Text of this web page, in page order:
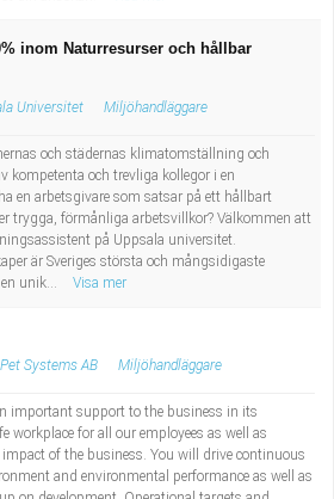
inom Naturresurser och hållbar
Universitet Miljöhandläggare
och städernas klimatomställning och
kompetenta och trevliga kollegor i en
en arbetsgivare som satsar på ett hållbart
trygga, förmånliga arbetsvillkor? Välkommen att
på Uppsala universitet.
är Sveriges största och mångsidigaste
unik...
Visa mer
Systems AB Miljöhandläggare
important support to the business in its
workplace for all our employees as well as
of the business. You will drive continuous
and environmental performance as well as